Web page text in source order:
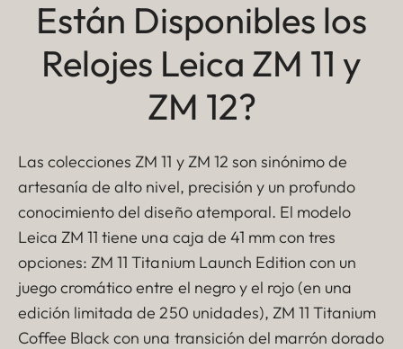
Están Disponibles los
Relojes Leica ZM 11 y
ZM 12?
Las colecciones ZM 11 y ZM 12 son sinónimo de
artesanía de alto nivel, precisión y un profundo
conocimiento del diseño atemporal. El modelo
Leica ZM 11 tiene una caja de 41 mm con tres
opciones: ZM 11 Titanium Launch Edition con un
juego cromático entre el negro y el rojo (en una
edición limitada de 250 unidades), ZM 11 Titanium
Coffee Black con una transición del marrón dorado